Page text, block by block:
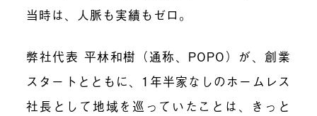
当時は、人脈も実績もゼロ。
弊社代表 平林和樹（通称、POPO）が、創業
スタートとともに、1年半家なしのホームレス
社長として地域を巡っていたことは、きっと